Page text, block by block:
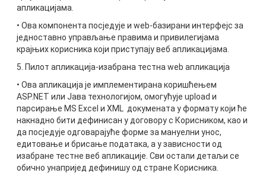
апликацијама.
• Ова компонента посједује и web-базирани интерфејс за
једноставно управљање правима и привилегијама
крајњих корисника који приступају веб апликацијама.
5. Пилот апликација-изабранa тестна web апликација
• Ова апликација је имплементирана коришћењем
ASP.NET или Јава технологијом, омогућује upload и
парсирање MS Excel и XML докумената у формату који ће
накнадно бити дефинисан у договору с Корисником, као и
да посједује одговарајуће форме за мануелни унос,
едитовање и брисање података, а у зависности од
изабране тестне веб апликације. Сви остали детаљи се
обично унапријед дефинишу од стране Корисника.